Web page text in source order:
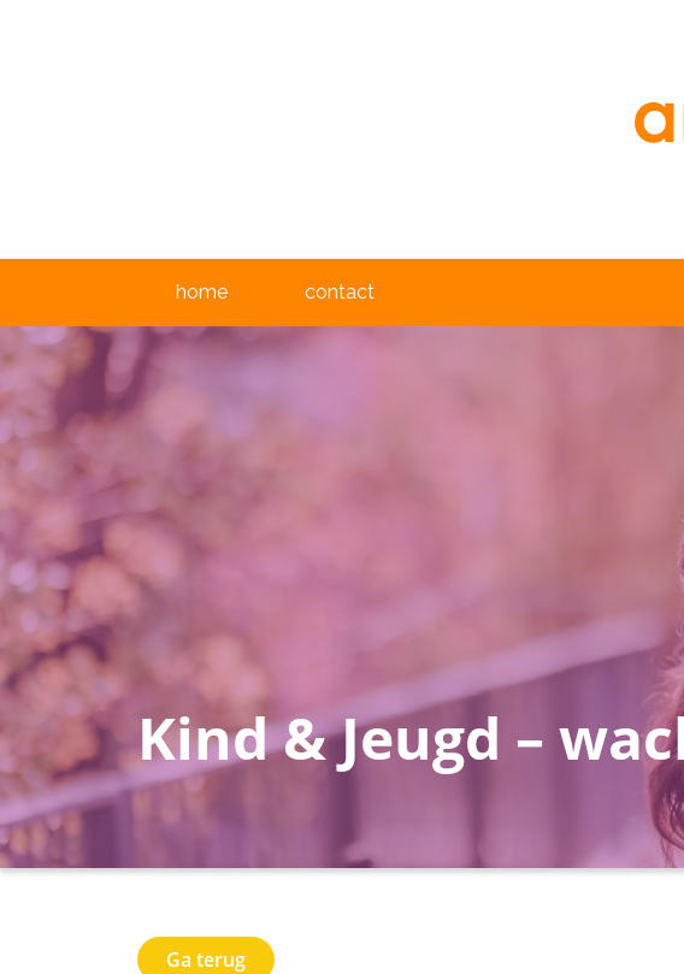
home contact
Kind & Jeugd –
Ga terug